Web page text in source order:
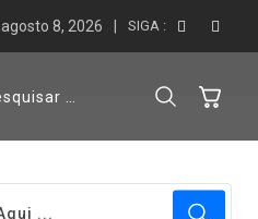
agosto 8, 2026 SIGA :